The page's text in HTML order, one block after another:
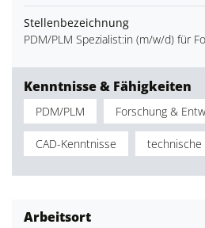
Stellenbezeichnung
PDM/PLM Spezialist:in (m/w/d) für
Kenntnisse & Fähigkeiten
PDM/PLM Forschung &
CAD-Kenntnisse technische
Arbeitsort